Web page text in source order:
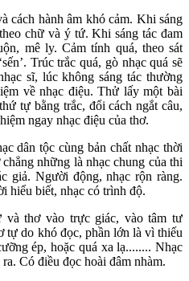
cách hành âm khó cảm. Khi sáng
chữ và ý tứ. Khi sáng tác đam
mê ly. Cảm tính quá, theo sát
Trúc trắc quá, gò nhạc quá sẽ
sĩ, lúc không sáng tác thường
về nhạc điệu. Thử lấy một bài
tự bằng trắc, đổi cách ngắt câu,
ngay nhạc điệu của thơ.
dân tộc cùng bản chất nhạc thời
những là nhạc chung của thi
giả. Người động, nhạc rộn ràng.
hiểu biết, nhạc có trình độ.
và thơ vào trực giác, vào tâm tư
tự do khó đọc, phần lớn là vì thiếu
ép, hoặc quá xa lạ........ Nhạc
Có điều đọc hoài đâm nhàm.